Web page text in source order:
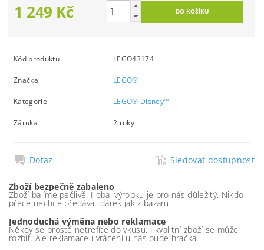
1 249 Kč
Kód produktu LEGO43174
Značka LEGO®
Kategorie LEGO® Disney™
Záruka 2 roky
Dotaz Sledovat dostupnost
Zboží bezpečně zabaleno
Zboží balíme pečlivě. I obal výrobku je pro nás důležitý. Nikdo
přece nechce předávat dárek jak z bazaru.
Jednoduchá výměna nebo reklamace
Někdy se prostě netrefíte do vkusu. I kvalitní zboží se může
rozbít. Ale reklamace i vrácení u nás bude hračka.